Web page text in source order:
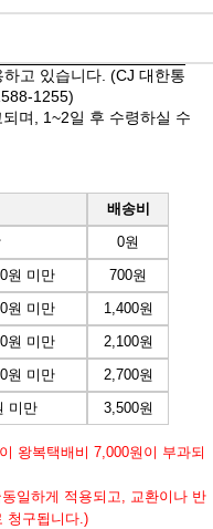
고 있습니다. (CJ 대한통
1255)
며, 1~2일 후 수령하실 수
배송비
0원
원 미만
700원
원 미만
1,400원
원 미만
2,100원
원 미만
2,700원
미만 3,500원
왕복택배비 7,000원이 부과되
일하게 적용되고, 교환이나 반
청구됩니다.)